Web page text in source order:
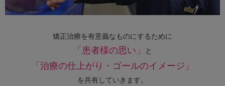
矯正治療を有意義なものにするために
「患者様の思い」 と
「治療の仕上がり・ゴールのイメージ」
を共有していきます。